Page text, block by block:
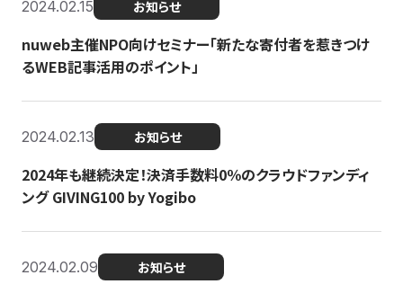
2024.02.15 お知らせ
nuweb主催NPO向けセミナー「新たな寄付者を惹きつけ
るWEB記事活用のポイント」
2024.02.13 お知らせ
2024年も継続決定！決済手数料0％のクラウドファンディ
ング GIVING100 by Yogibo
2024.02.09 お知らせ